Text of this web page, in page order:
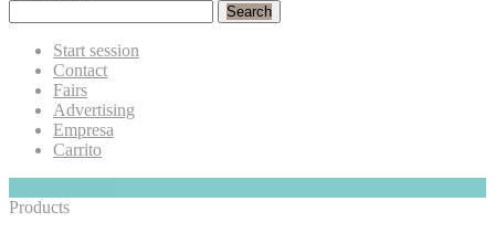
Search
Start session
Contact
Fairs
Advertising
Empresa
Carrito
Products